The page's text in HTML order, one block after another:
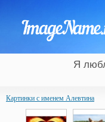
Я
Картинки с именем Алевтина